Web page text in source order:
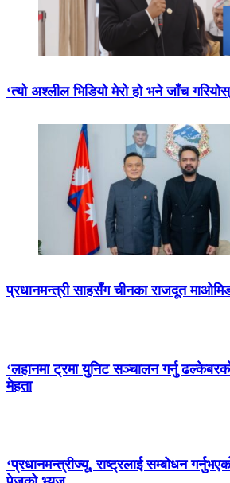
‘त्यो अश्लील भिडियो मेरो हो भने जाँच
प्रधानमन्त्री साहसँग चीनका राजदूत
‘लहानमा ट्रमा युनिट सञ्चालन गर्नु
मेहता
‘प्रधानमन्त्रीज्यू, राष्ट्रलाई सम्बोधन